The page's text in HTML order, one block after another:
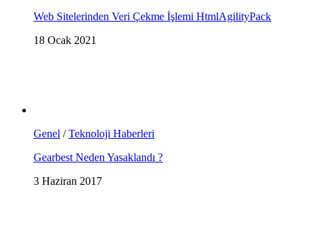
Web Sitelerinden Veri Çekme İşlemi HtmlAgilityPack
18 Ocak 2021
Genel /Teknoloji Haberleri
Gearbest Neden Yasaklandı ?
3 Haziran 2017